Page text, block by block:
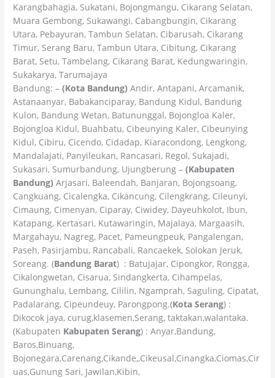
Karangbahagia, Sukatani, Bojongmangu, Cikarang Selatan,
Muara Gembong, Sukawangi, Cabangbungin, Cikarang
Utara, Pebayuran, Tambun Selatan, Cibarusah, Cikarang
Timur, Serang Baru, Tambun Utara, Cibitung, Cikarang
Barat, Setu, Tambelang, Cikarang Barat, Kedungwaringin,
Sukakarya, Tarumajaya
Bandung: –(Kota Bandung) Andir, Antapani, Arcamanik,
Astanaanyar, Babakanciparay, Bandung Kidul, Bandung
Kulon, Bandung Wetan, Batununggal, Bojongloa Kaler,
Bojongloa Kidul, Buahbatu, Cibeunying Kaler, Cibeunying
Kidul, Cibiru, Cicendo, Cidadap, Kiaracondong, Lengkong,
Mandalajati, Panyileukan, Rancasari, Regol, Sukajadi,
Sukasari, Sumurbandung, Ujungberung –(Kabupaten
Bandung) Arjasari, Baleendah, Banjaran, Bojongsoang,
Cangkuang, Cicalengka, Cikancung, Cilengkrang, Cileunyi,
Cimaung, Cimenyan, Ciparay, Ciwidey, Dayeuhkolot, Ibun,
Katapang, Kertasari, Kutawaringin, Majalaya, Margaasih,
Margahayu, Nagreg, Pacet, Pameungpeuk, Pangalengan,
Paseh, Pasirjambu, Rancabali, Rancaekek, Solokan Jeruk,
Soreang. (Bandung Barat) : Batujajar, Cipongkor, Rongga,
Cikalongwetan, Cisarua, Sindangkerta, Cihampelas,
Gununghalu, Lembang, Cililin, Ngamprah, Saguling, Cipatat,
Padalarang, Cipeundeuy, Parongpong.(Kota Serang) :
Dikocok jaya, curug,klasemen,Serang, taktakan,walantaka.
(Kabupaten Kabupaten Serang) : Anyar,Bandung,
Baros,Binuang,
Bojonegara,Carenang,Cikande,,Cikeusal,Cinangka,Ciomas,Cir
uas,Gunung Sari, Jawilan,Kibin,